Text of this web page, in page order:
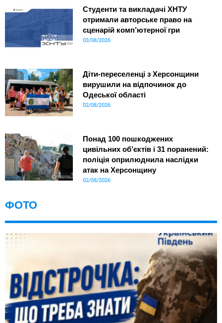
Студенти та викладачі ХНТУ
отримали авторське право на
сценарій комп’ютерної гри
03/08/2026
Діти-переселенці з Херсонщини
вирушили на відпочинок до
Одеської області
02/08/2026
Понад 100 пошкоджених
цивільних об’єктів і 31 поранений:
поліція оприлюднила наслідки
атак на Херсонщину
02/08/2026
ФОТО